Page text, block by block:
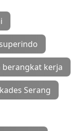
berangkat kerja
Serang